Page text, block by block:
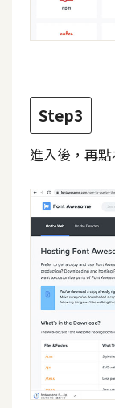
站
架
設
W
r
d
P
e
s
s
安
裝
與
設
定
Step3
進入後，再